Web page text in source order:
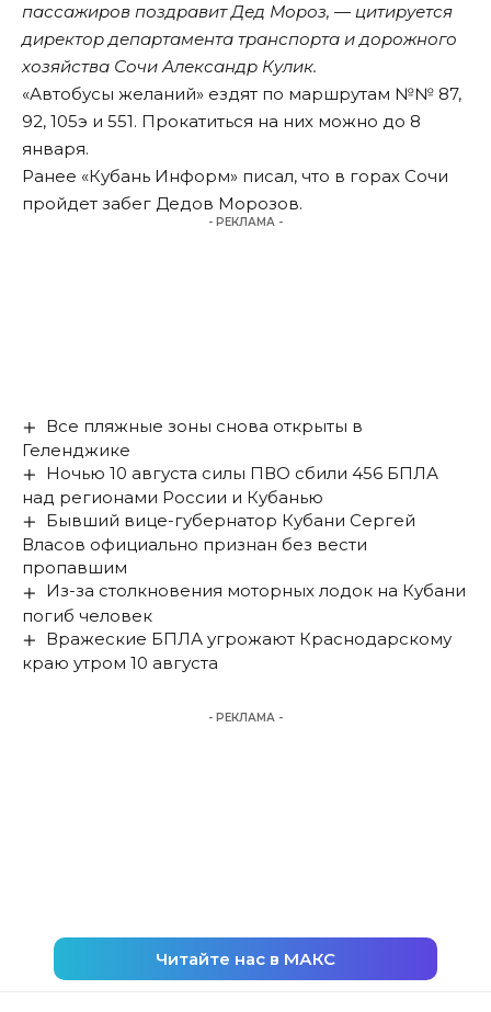
пассажиров поздравит Дед Мороз, — цитируется
директор департамента транспорта и дорожного
хозяйства Сочи Александр Кулик.
«Автобусы желаний» ездят по маршрутам №№ 87,
92, 105э и 551. Прокатиться на них можно до 8
января.
Ранее «Кубань Информ» писал, что в горах Сочи
пройдет забег Дедов Морозов.
- РЕКЛАМА -
Все пляжные зоны снова открыты в
Геленджике
Ночью 10 августа силы ПВО сбили 456 БПЛА
над регионами России и Кубанью
Бывший вице-губернатор Кубани Сергей
Власов официально признан без вести
пропавшим
Из-за столкновения моторных лодок на Кубани
погиб человек
Вражеские БПЛА угрожают Краснодарскому
краю утром 10 августа
- РЕКЛАМА -
Читайте нас в МАКС